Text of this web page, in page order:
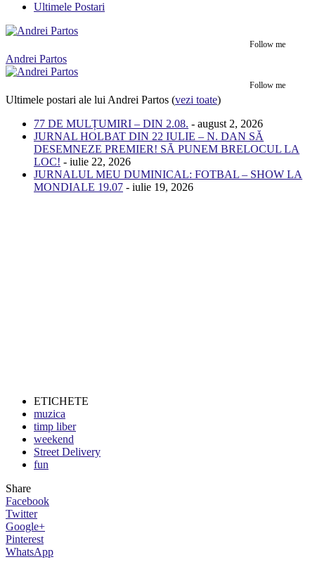
Ultimele Postari
Follow me
Andrei Partos
Follow me
Ultimele postari ale lui Andrei Partos (vezi toate)
77 DE MULȚUMIRI – DIN 2.08. - august 2, 2026
JURNAL HOLBAT DIN 22 IULIE – N. DAN SĂ
DESEMNEZE PREMIER! SĂ PUNEM BRELOCUL LA
LOC! - iulie 22, 2026
JURNALUL MEU DUMINICAL: FOTBAL – SHOW LA
MONDIALE 19.07 - iulie 19, 2026
ETICHETE
muzica
timp liber
weekend
Street Delivery
fun
Share
Facebook
Twitter
Google+
Pinterest
WhatsApp